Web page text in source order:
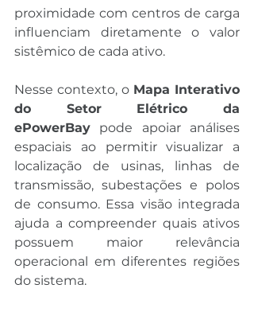
proximidade com centros de carga
influenciam diretamente o valor
sistêmico de cada ativo.
Nesse contexto, o Mapa Interativo
do Setor Elétrico da
ePowerBay pode apoiar análises
espaciais ao permitir visualizar a
localização de usinas, linhas de
transmissão, subestações e polos
de consumo. Essa visão integrada
ajuda a compreender quais ativos
possuem maior relevância
operacional em diferentes regiões
do sistema.